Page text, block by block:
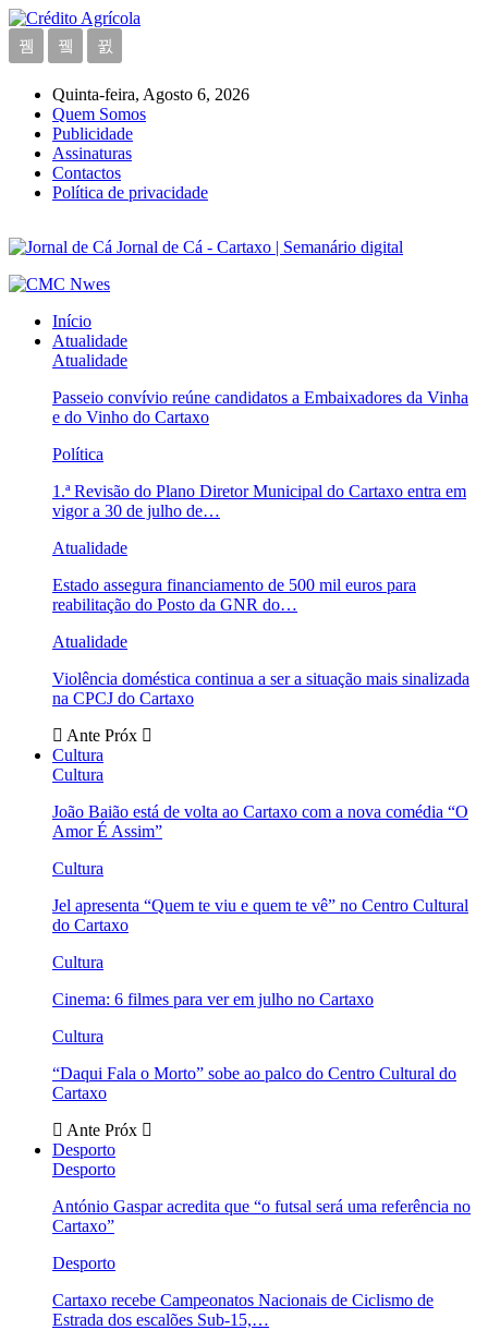
Quinta-feira, Agosto 6, 2026
Quem Somos
Publicidade
Assinaturas
Contactos
Política de privacidade
Jornal de Cá - Cartaxo | Semanário digital
Início
Atualidade
Atualidade
Passeio convívio reúne candidatos a Embaixadores da Vinha
e do Vinho do Cartaxo
Política
1.ª Revisão do Plano Diretor Municipal do Cartaxo entra em
vigor a 30 de julho de…
Atualidade
Estado assegura financiamento de 500 mil euros para
reabilitação do Posto da GNR do…
Atualidade
Violência doméstica continua a ser a situação mais sinalizada
na CPCJ do Cartaxo
Ante Próx
Cultura
Cultura
João Baião está de volta ao Cartaxo com a nova comédia “O
Amor É Assim”
Cultura
Jel apresenta “Quem te viu e quem te vê” no Centro Cultural
do Cartaxo
Cultura
Cinema: 6 filmes para ver em julho no Cartaxo
Cultura
“Daqui Fala o Morto” sobe ao palco do Centro Cultural do
Cartaxo
Ante Próx
Desporto
Desporto
António Gaspar acredita que “o futsal será uma referência no
Cartaxo”
Desporto
Cartaxo recebe Campeonatos Nacionais de Ciclismo de
Estrada dos escalões Sub-15,…